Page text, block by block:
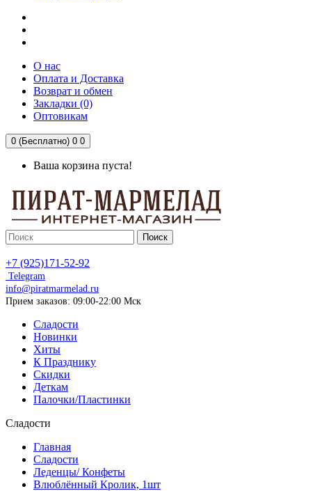
О нас
Оплата и Доставка
Возврат и обмен
Закладки (0)
Оптовикам
0 (Бесплатно) 0 0
Ваша корзина пуста!
Поиск
+7 (925)171-52-92
Telegram
info@piratmarmelad.ru
Прием заказов: 09:00-22:00 Мск
Сладости
Новинки
Хиты
К Празднику
Скидки
Деткам
Палочки/Пластинки
Сладости
Главная
Сладости
Леденцы/ Конфеты
Влюблённый Кролик, 1шт